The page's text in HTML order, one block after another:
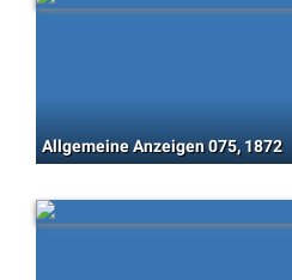
Allgemeine Anzeigen 075, 1872